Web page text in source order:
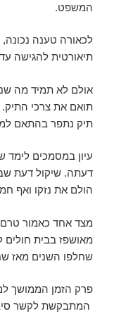
המשפט.
תיאורטית להגישה
אולם לא תמיד מה
תואם את צרכי התיק.
תיק נתפר בהתאם
עיון במסמכים לימד
דעתה. שיקול דעת
הולם את נזקו ואף
מאושפז בבית
שחלפו השנים מאז
פרק הזמן הממושך
המתבקשת לקשר